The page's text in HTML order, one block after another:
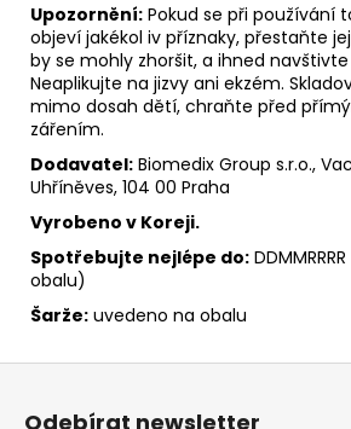
Upozornění: Pokud se při používání
objeví jakékol iv příznaky, přestaňte
by se mohly zhoršit, a ihned
Neaplikujte na jizvy ani ekzém.
mimo dosah dětí, chraňte před
zářením.
Dodavatel: Biomedix Group s.r.o.,
Uhříněves, 104 00 Praha
Vyrobeno v Koreji.
Spotřebujte nejlépe do:
obalu)
Šarže: uvedeno na obalu
Z
Odebírat newsletter